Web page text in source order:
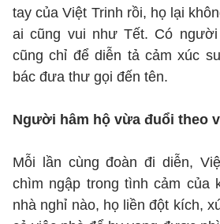
tay của Việt Trinh rồi, họ lại
ai cũng vui như Tết. Có
cũng chỉ để diễn tả cảm xúc
bác đưa thư gọi đến tên.
Người hâm hộ vừa đuổi theo
Mỗi lần cùng đoàn đi diễn,
chìm ngập trong tình cảm của
nhà nghỉ nào, họ liền đột kích,